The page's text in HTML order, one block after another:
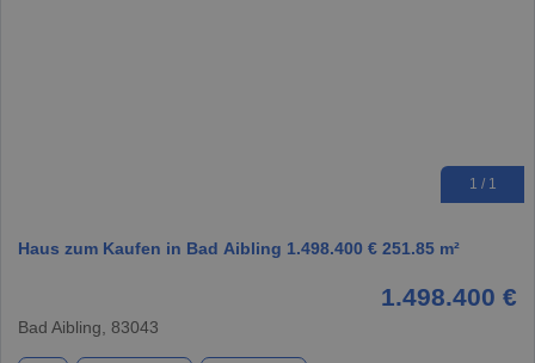
1 / 1
Haus zum Kaufen in Bad Aibling 1.498.400 € 251.85 m²
1.498.400 €
Bad Aibling, 83043